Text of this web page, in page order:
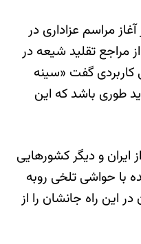
مراسم عزاداری در
مراجع تقلید شیعه در
کاربردی گفت «سینه
طوری باشد که این
ایران و دیگر کشورهایی
با حواشی تلخی روبه
این راه جانشان را از